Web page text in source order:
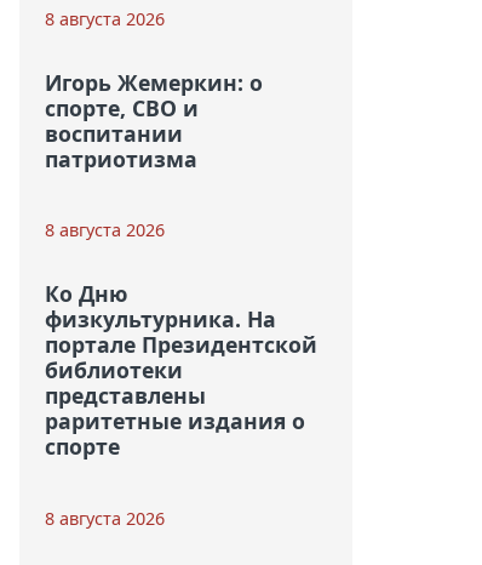
8 августа 2026
Игорь Жемеркин: о
спорте, СВО и
воспитании
патриотизма
8 августа 2026
Ко Дню
физкультурника. На
портале Президентской
библиотеки
представлены
раритетные издания о
спорте
8 августа 2026